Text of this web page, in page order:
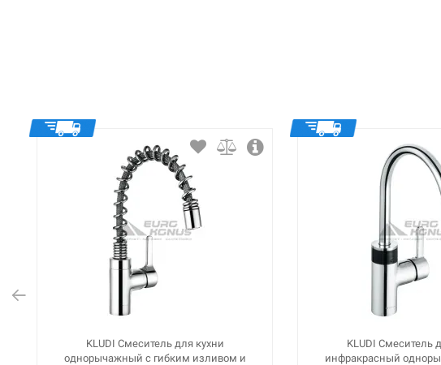
KLUDI Смеситель для кухни
однорычажный с гибким изливом и
KLUDI Смеситель
инфракрасный